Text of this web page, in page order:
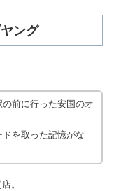
ング
前に行った安国のオ
を取った記憶がな
。